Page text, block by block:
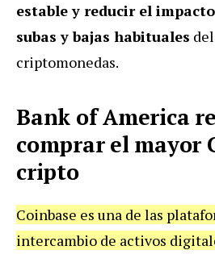
estable y reducir el
subas y bajas habituales
criptomonedas.
Bank of America
comprar el mayor
cripto
Coinbase es una de las
intercambio de activos